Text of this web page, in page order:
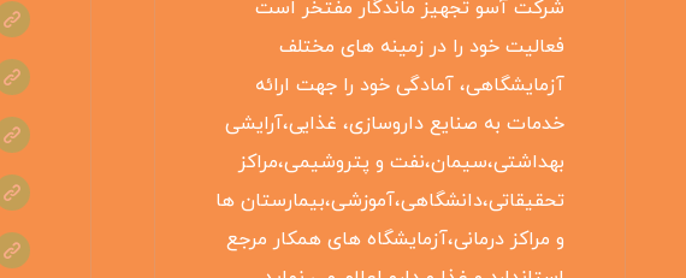
شرکت آسو تجهیز ماندگار مفتخر است
فعالیت خود را در زمینه های مختلف
آزمایشگاهی، آمادگی خود را جهت ارائه
خدمات به صنایع داروسازی، غذایی،آرایشی
بهداشتی،سیمان،نفت و پتروشیمی،مراکز
تحقیقاتی،دانشگاهی،آموزشی،بیمارستان ها
و مراکز درمانی،آزمایشگاه های همکار مرجع